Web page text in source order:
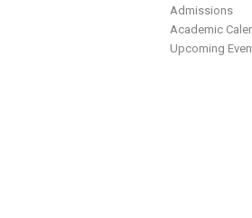
Admissions
Academic
Upcoming